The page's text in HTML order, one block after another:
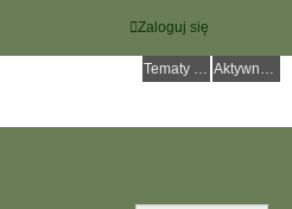
Zaloguj się
Tematy bez odpowiedzi Aktywne tematy